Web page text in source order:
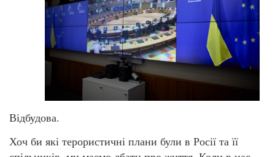
Відбудова.
Хоч би які терористичні плани були в Росії та її